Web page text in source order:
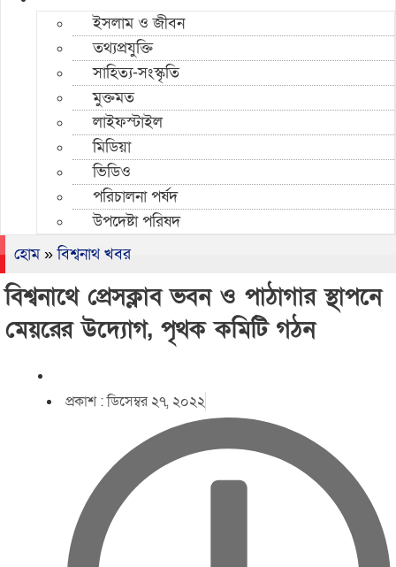
ইসলাম ও জীবন
তথ্যপ্রযুক্তি
সাহিত্য-সংস্কৃতি
মুক্তমত
লাইফস্টাইল
মিডিয়া
ভিডিও
পরিচালনা পর্ষদ
উপদেষ্টা পরিষদ
হোম»বিশ্বনাথ খবর
বিশ্বনাথে প্রেসক্লাব ভবন ও পাঠাগার স্থাপনে
মেয়রের উদ্যোগ, পৃথক কমিটি গঠন
প্রকাশ :ডিসেম্বর ২৭, ২০২২